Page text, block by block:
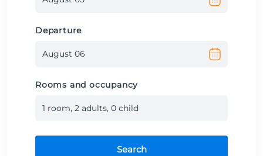
Departure
Rooms and occupancy
1 room, 2 adults, 0 child
Search